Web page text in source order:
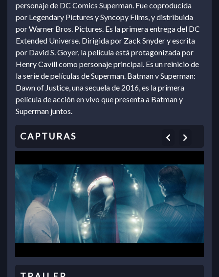
personaje de DC Comics Superman. Fue coproducida
por Legendary Pictures y Syncopy Films, y distribuida
por Warner Bros. Pictures. Es la primera entrega del DC
Extended Universe. Dirigida por Zack Snyder y escrita
por David S. Goyer, la película está protagonizada por
Henry Cavill como personaje principal. Es un reinicio de
la serie de películas de Superman. Batman v Superman:
Dawn of Justice, una secuela de 2016, es la primera
película de acción en vivo que presenta a Batman y
Superman juntos.
Previous